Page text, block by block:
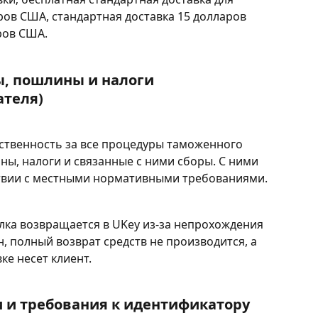
США, стандартная доставка 15 долларов
США.
пошлины и налоги
за все процедуры таможенного
налоги и связанные с ними сборы. С ними
с местными нормативными требованиями.
возвращается в UKey из-за непрохождения
возврат средств не производится, а
несет клиент.
требования к идентификатору